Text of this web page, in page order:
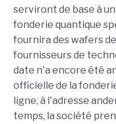
serviront de base à
fonderie quantique
fournira des wafers
fournisseurs de
date n'a encore été
officielle de la
ligne, à l'adresse
temps, la société